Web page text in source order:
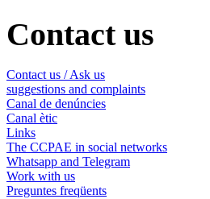
Contact us
Contact us / Ask us
suggestions and complaints
Canal de denúncies
Canal ètic
Links
The CCPAE in social networks
Whatsapp and Telegram
Work with us
Preguntes freqüents